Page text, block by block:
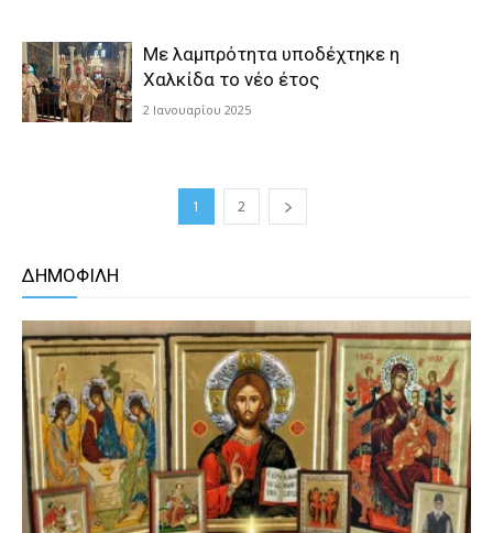
Με λαμπρότητα υποδέχτηκε η
Χαλκίδα το νέο έτος
2 Ιανουαρίου 2025
1 2
ΔΗΜΟΦΙΛΗ